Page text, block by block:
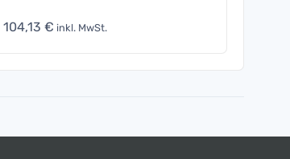
104,13 € inkl. MwSt.